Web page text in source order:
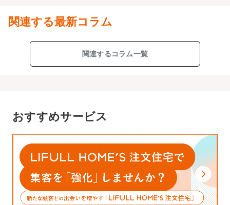
関連する最新コラム
関連するコラム一覧
おすすめサービス